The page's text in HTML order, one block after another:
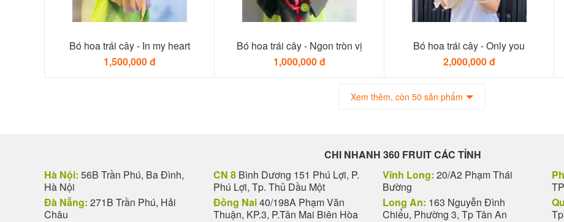
Bó hoa trái cây - In my heart
1,500,000 đ
Bó hoa trái cây - Ngon tròn vị
1,000,000 đ
Bó hoa trái cây - Only you
2,000,000 đ
Xem thêm, còn 50 sản phẩm
CHI NHANH 360 FRUIT CÁC TỈNH
Hà Nội: 56B Trần Phú, Ba Đình,
Hà Nội
Đà Nẵng: 271B Trần Phú, Hải
Châu
CN 8 Bình Dương 151 Phú Lợi, P.
Phú Lợi, Tp. Thủ Dầu Một
Đồng Nai40/198A Phạm Văn
Thuận, KP.3, P.Tân Mai Biên Hòa
Vĩnh Long: 20/A2 Phạm Thái
Bường
Long An: 163 Nguyễn Đình
Chiểu, Phường 3, Tp Tân An